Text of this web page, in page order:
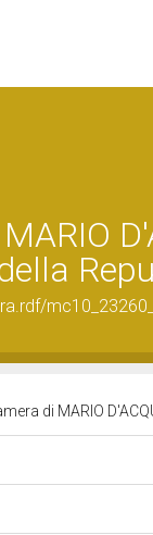
di MARIO